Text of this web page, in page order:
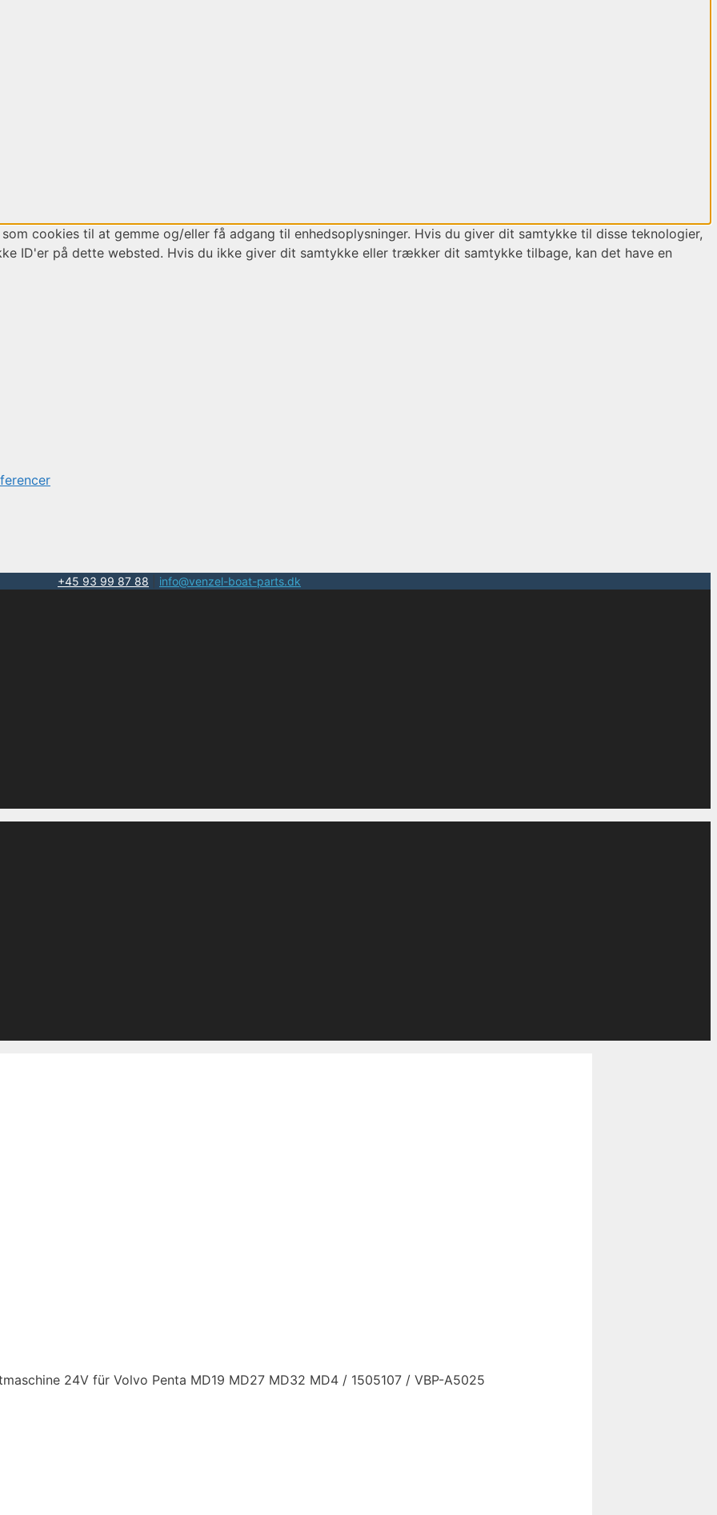
cookies til at gemme og/eller få adgang til enhedsoplysninger. Hvis du giver dit samtykke til disse teknologier,
ID'er på dette websted. Hvis du ikke giver dit samtykke eller trækker dit samtykke tilbage, kan det have en
+45 93 99 87 88 info@venzel-boat-parts.dk
24V für Volvo Penta MD19 MD27 MD32 MD4 / 1505107 / VBP-A5025